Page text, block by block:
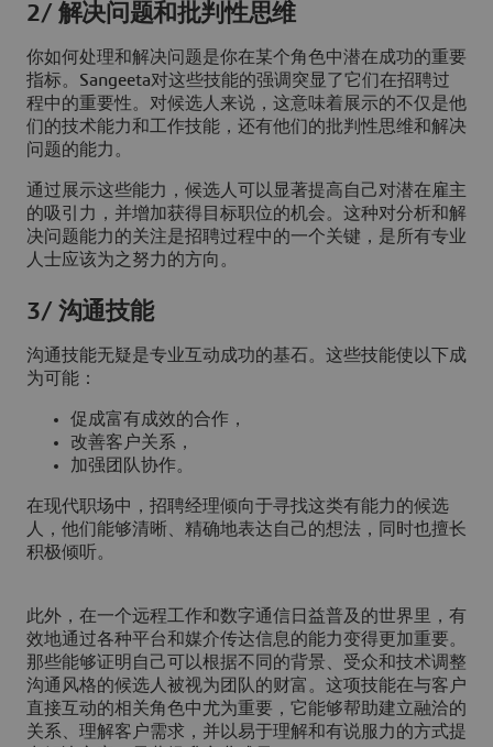
2/ 解决问题和批判性思维
你如何处理和解决问题是你在某个角色中潜在成功的重要
指标。Sangeeta对这些技能的强调突显了它们在招聘过
程中的重要性。对候选人来说，这意味着展示的不仅是他
们的技术能力和工作技能，还有他们的批判性思维和解决
问题的能力。
通过展示这些能力，候选人可以显著提高自己对潜在雇主
的吸引力，并增加获得目标职位的机会。这种对分析和解
决问题能力的关注是招聘过程中的一个关键，是所有专业
人士应该为之努力的方向。
3/ 沟通技能
沟通技能无疑是专业互动成功的基石。这些技能使以下成
为可能：
促成富有成效的合作，
改善客户关系，
加强团队协作。
在现代职场中，招聘经理倾向于寻找这类有能力的候选
人，他们能够清晰、精确地表达自己的想法，同时也擅长
积极倾听。
此外，在一个远程工作和数字通信日益普及的世界里，有
效地通过各种平台和媒介传达信息的能力变得更加重要。
那些能够证明自己可以根据不同的背景、受众和技术调整
沟通风格的候选人被视为团队的财富。这项技能在与客户
直接互动的相关角色中尤为重要，它能够帮助建立融洽的
关系、理解客户需求，并以易于理解和有说服力的方式提